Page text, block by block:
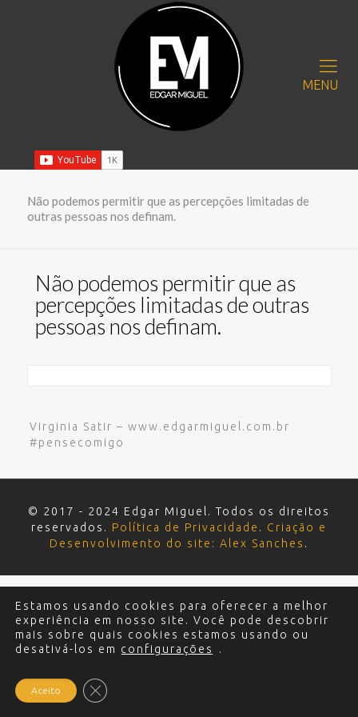
MENU
Não podemos permitir que as percepções limitadas de
outras pessoas nos definam.
Não podemos permitir que as
percepções limitadas de outras
pessoas nos definam.
Virginia Satir – www.edgarmiguel.com.br
#pensecomigo
© 2017 - 2024 Edgar Miguel. Todos os direitos
reservados. Política de Privacidade . Criação e
Desenvolvimento do site: Alex Sanches .
Estamos usando cookies para oferecer a melhor
experiência em nosso site. Você pode descobrir
mais sobre quais cookies estamos usando ou
desativá-los em configurações .
Aceito Close GDPR Cookie Banner